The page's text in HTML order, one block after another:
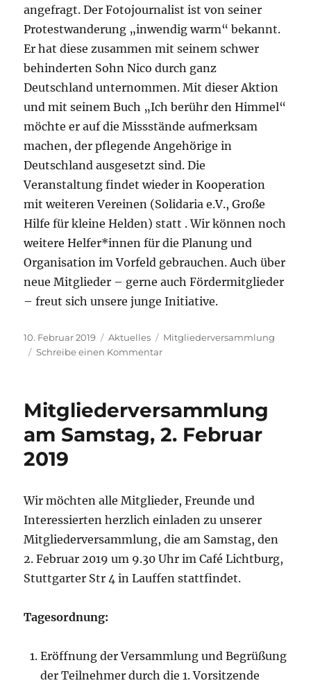
angefragt. Der Fotojournalist ist von seiner
Protestwanderung „inwendig warm“ bekannt.
Er hat diese zusammen mit seinem schwer
behinderten Sohn Nico durch ganz
Deutschland unternommen. Mit dieser Aktion
und mit seinem Buch „Ich berühr den Himmel“
möchte er auf die Missstände aufmerksam
machen, der pflegende Angehörige in
Deutschland ausgesetzt sind. Die
Veranstaltung findet wieder in Kooperation
mit weiteren Vereinen (Solidaria e.V., Große
Hilfe für kleine Helden) statt . Wir können noch
weitere Helfer*innen für die Planung und
Organisation im Vorfeld gebrauchen. Auch über
neue Mitglieder – gerne auch Fördermitglieder
– freut sich unsere junge Initiative.
Veröffentlicht
am
10. Februar 2019 Kategorien
Aktuelles Schlagwörter
Mitgliederversammlung
Schreibe einen Kommentarzu
Mitgliederversammlung
am Samstag, 2. Februar
2019
Wir möchten alle Mitglieder, Freunde und
Interessierten herzlich einladen zu unserer
Mitgliederversammlung, die am Samstag, den
2. Februar 2019 um 9.30 Uhr im Café Lichtburg,
Stuttgarter Str 4 in Lauffen stattfindet.
Tagesordnung:
Eröffnung der Versammlung und Begrüßung
der Teilnehmer durch die 1. Vorsitzende